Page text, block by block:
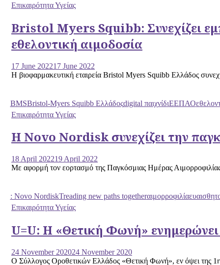
Επικαιρότητα Υγείας
Bristol Myers Squibb: Συνεχίζει
εθελοντική αιμοδοσία
17 June 202217 June 2022
Η βιοφαρμακευτική εταιρεία Bristol Myers Squibb Ελλάδος
BMSBristol-Myers Squibb Ελλάδοςdigital παιχνίδιΕΕΠΑΟ
Επικαιρότητα Υγείας
Η Novo Nordisk συνεχίζει την
18 April 202219 April 2022
Με αφορμή τον εορτασμό της Παγκόσμιας Ημέρας
: Novo NordiskTreading new paths togetherαιμορροφιλία
Επικαιρότητα Υγείας
U=U: Η «Θετική Φωνή»
24 November 202024 November 2020
Ο Σύλλογος Οροθετικών Ελλάδος «Θετική Φωνή», εν όψει της